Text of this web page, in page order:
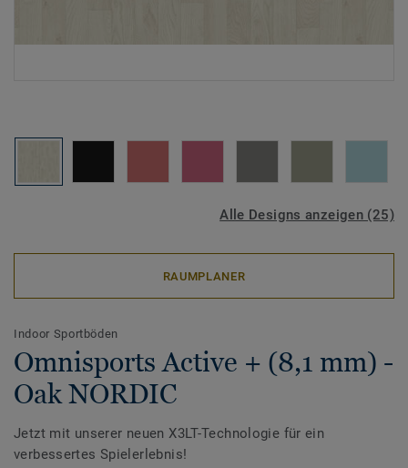
Alle Designs anzeigen (25)
RAUMPLANER
Indoor Sportböden
Omnisports Active + (8,1 mm) -
Oak NORDIC
Jetzt mit unserer neuen X3LT-Technologie für ein
verbessertes Spielerlebnis!